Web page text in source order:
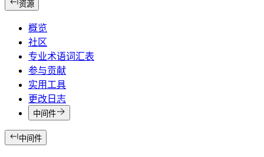
资源
概览
社区
专业术语词汇表
参与贡献
实用工具
更改日志
中间件
中间件